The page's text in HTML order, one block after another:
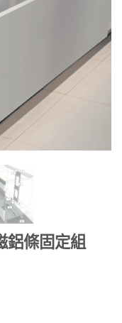
鋁條固定組